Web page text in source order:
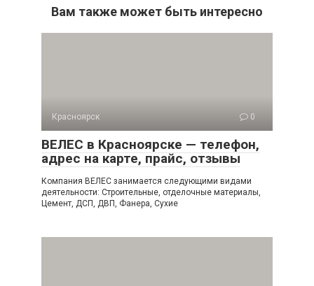
Вам также может быть интересно
Красноярск 0
ВЕЛЕС в Красноярске — телефон,
адрес на карте, прайс, отзывы
Компания ВЕЛЕС занимается следующими видами
деятельности: Строительные, отделочные материалы,
Цемент, ДСП, ДВП, Фанера, Сухие